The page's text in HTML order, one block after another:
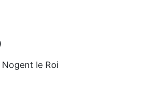
le Roi